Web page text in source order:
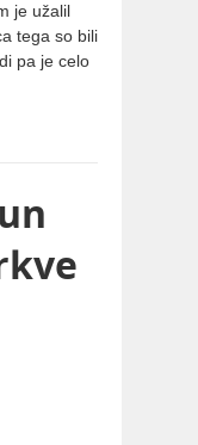
je užalil
tega so bili
pa je celo